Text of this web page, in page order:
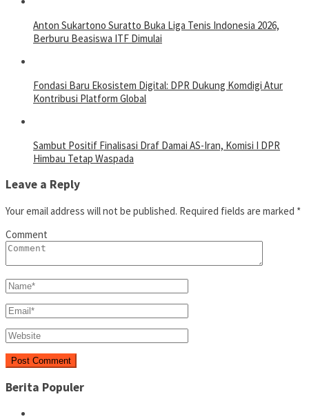
Anton Sukartono Suratto Buka Liga Tenis Indonesia 2026,
Berburu Beasiswa ITF Dimulai
Fondasi Baru Ekosistem Digital: DPR Dukung Komdigi Atur
Kontribusi Platform Global
Sambut Positif Finalisasi Draf Damai AS-Iran, Komisi I DPR
Himbau Tetap Waspada
Leave a Reply
Your email address will not be published. Required fields are marked *
Comment
Berita Populer